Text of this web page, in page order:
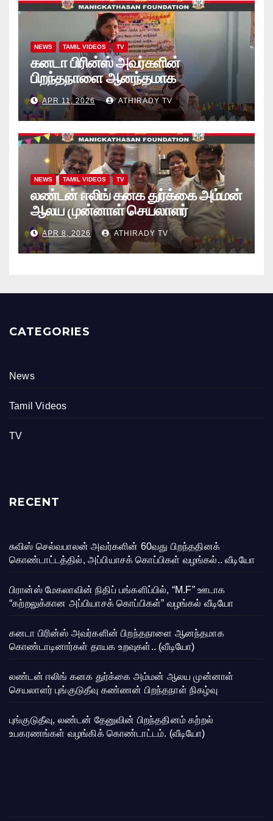
NEWS TAMIL VIDEOS TV
கனடா பிரின்ஸ் அவர்களின்
பிறந்தநாளை ஆனந்தமாக
கொண்டாடினார்கள் தாயக உறவுகள்..
(வீடியோ)
APR 11, 2026 ATHIRADY TV
NEWS TAMIL VIDEOS TV
லண்டன் ஈலிங் கனக துர்க்கை அம்மன்
ஆலய முன்னாள் செயலாளர்
புங்குடுதீவு கண்ணன் பிறந்தநாள்
நிகழ்வு
APR 8, 2026 ATHIRADY TV
CATEGORIES
News
Tamil Videos
TV
RECENT
சுவிஸ் செல்வபாலன் அவர்களின் 60வது பிறந்ததினக்
கொண்டாட்டத்தில், அப்பியாசக் கொப்பிகள் வழங்கல்.. வீடியோ
பிரான்ஸ் மேகலாவின் நிதிப் பங்களிப்பில், “M.F” ஊடாக
“கற்றலுக்கான அப்பியாசக் கொப்பிகள்” வழங்கல் வீடியோ
கனடா பிரின்ஸ் அவர்களின் பிறந்தநாளை ஆனந்தமாக
கொண்டாடினார்கள் தாயக உறவுகள்.. (வீடியோ)
லண்டன் ஈலிங் கனக துர்க்கை அம்மன் ஆலய முன்னாள்
செயலாளர் புங்குடுதீவு கண்ணன் பிறந்தநாள் நிகழ்வு
புங்குடுதீவு, லண்டன் தேனுவின் பிறந்ததினம் கற்றல்
உபகரணங்கள் வழங்கிக் கொண்டாட்டம். (வீடியோ)